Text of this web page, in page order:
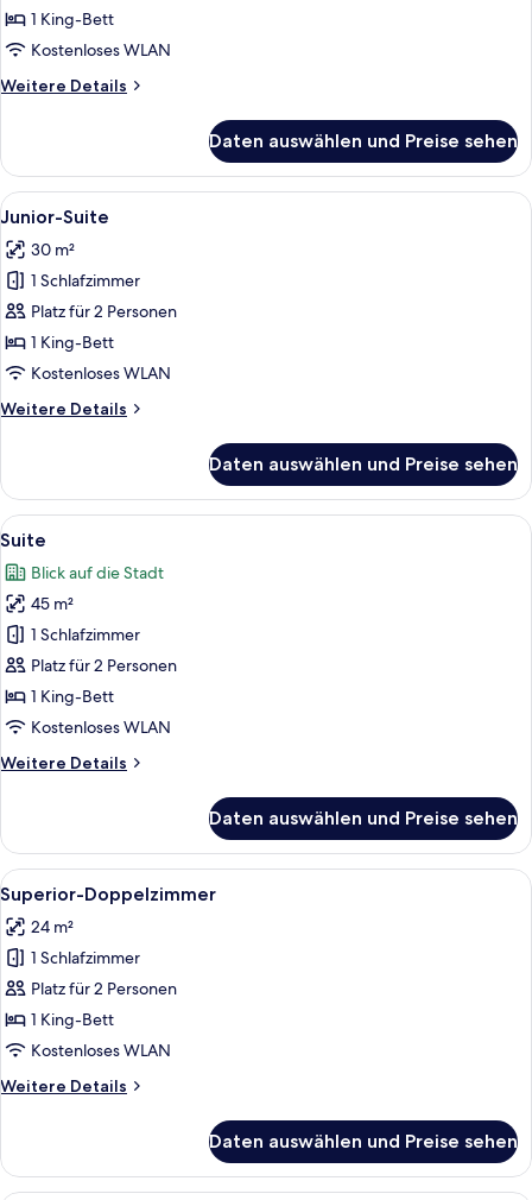
anzeigen
1 King-Bett
Kostenloses WLAN
Weitere Details
Weitere
Doppelzimmer
Daten auswählen und Preise sehen
Alle
Fotos
für
Junior-
Suite
anzeigen
Ein Doppelbett mit weißen
11
Junior-Suite
30 m²
1 Schlafzimmer
Platz für 2 Personen
1 King-Bett
Kostenloses WLAN
Weitere Details
Weitere
Suite
Daten auswählen und Preise sehen
Alle
Fotos
für
Suite
anzeigen
Ein modernes Hotelzimmer mit
14
Suite
Blick auf die Stadt
45 m²
1 Schlafzimmer
Platz für 2 Personen
1 King-Bett
Kostenloses WLAN
Weitere Details
Weitere
Daten auswählen und Preise sehen
Alle
Fotos
für
Superior-
Doppelzimmer
anzeigen
Ein modernes Hotelzimmer mit
17
Superior-Doppelzimmer
24 m²
1 Schlafzimmer
Platz für 2 Personen
1 King-Bett
Kostenloses WLAN
Weitere Details
Weitere
Doppelzimmer
Daten auswählen und Preise sehen